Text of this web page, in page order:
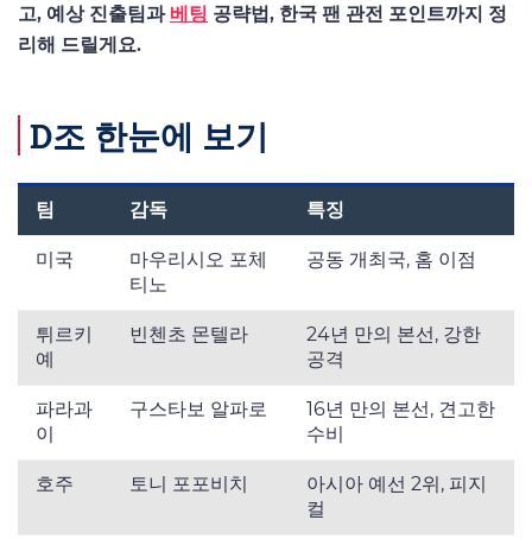
고, 예상 진출팀과 베팅 공략법, 한국 팬 관전 포인트까지 정
리해 드릴게요.
D조 한눈에 보기
팀 감독 특징
미국
마우리시오 포체
티노
공동 개최국, 홈 이점
튀르키
예
빈첸초 몬텔라
24년 만의 본선, 강한
공격
파라과
이
구스타보 알파로
16년 만의 본선, 견고한
수비
호주 토니 포포비치
아시아 예선 2위, 피지
컬